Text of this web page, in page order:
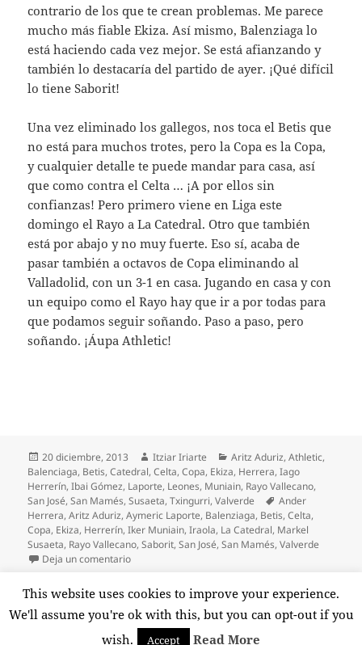
contrario de los que te crean problemas. Me parece
mucho más fiable Ekiza. Así mismo, Balenziaga lo
está haciendo cada vez mejor. Se está afianzando y
también lo destacaría del partido de ayer. ¡Qué difícil
lo tiene Saborit!
Una vez eliminado los gallegos, nos toca el Betis que
no está para muchos trotes, pero la Copa es la Copa,
y cualquier detalle te puede mandar para casa, así
que como contra el Celta … ¡A por ellos sin
confianzas! Pero primero viene en Liga este
domingo el Rayo a La Catedral. Otro que también
está por abajo y no muy fuerte. Eso sí, acaba de
pasar también a octavos de Copa eliminando al
Valladolid, con un 3-1 en casa. Jugando en casa y con
un equipo como el Rayo hay que ir a por todas para
que podamos seguir soñando. Paso a paso, pero
soñando. ¡Áupa Athletic!
Publicado
el
20 diciembre, 2013 Autor
Itziar Iriarte Categorías
Aritz Aduriz,Athletic,
Balenciaga, Betis,Catedral,Celta,Copa, Ekiza, Herrera,Iago
Herrerín,Ibai Gómez, Laporte, Leones, Muniain, Rayo Vallecano,
San José,San Mamés,Susaeta,Txingurri,Valverde Etiquetas
Ander
Herrera,Aritz Aduriz,Aymeric Laporte, Balenziaga, Betis,Celta,
Copa, Ekiza, Herrerín,Iker Muniain,Iraola, La Catedral, Markel
Susaeta, Rayo Vallecano,Saborit,San José,San Mamés,Valverde
Deja un comentarioen ¡Cuatro goles coperos del Athletic!
Paginación
de
PÁGINA1
Funciona gracias a WordPress
This website uses cookies to improve your experience.
We'll assume you're ok with this, but you can opt-out if you
wish.
Accept Read More